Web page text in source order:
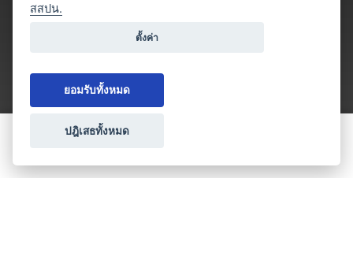
ประเภทธุรกิจไมซ์
สสปน.
ตั้งค่า
ยอมรับทั้งหมด
ปฎิเสธทั้งหมด